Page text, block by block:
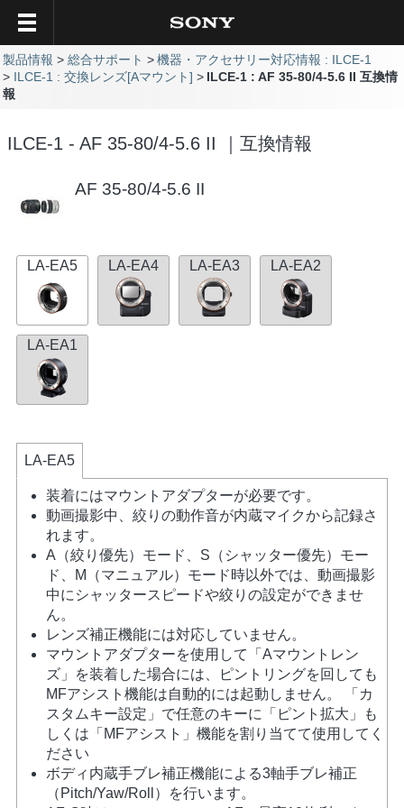
製品情報 総合サポート
機器・アクセサリー対応情報 : ILCE-1
ILCE-1 : 交換レンズ[Aマウント]
ILCE-1 : AF 35-80/4-5.6 II 互換情
報
ILCE-1 - AF 35-80/4-5.6 II ｜互換情報
AF 35-80/4-5.6 II
LA-EA5 LA-EA4 LA-EA3 LA-EA2
LA-EA1
LA-EA5
装着にはマウントアダプターが必要です。
動画撮影中、絞りの動作音が内蔵マイクから記録さ
れます。
A（絞り優先）モード、S（シャッター優先）モー
ド、M（マニュアル）モード時以外では、動画撮影
中にシャッタースピードや絞りの設定ができませ
ん。
レンズ補正機能には対応していません。
マウントアダプターを使用して「Aマウントレン
ズ」を装着した場合には、ピントリングを回しても
MFアシスト機能は自動的には起動しません。 「カ
スタムキー設定」で任意のキーに「ピント拡大」も
しくは「MFアシスト」機能を割り当てて使用してく
ださい
ボディ内蔵手ブレ補正機能による3軸手ブレ補正
（Pitch/Yaw/Roll）を行います。